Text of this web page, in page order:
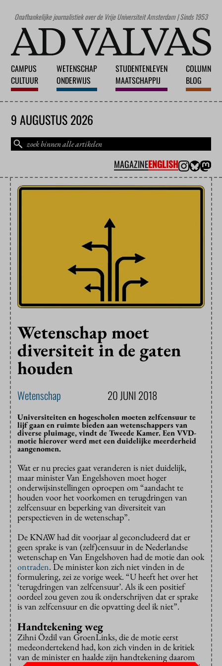
Onafhankelijke journalistiek over de Vrije Universiteit Amsterdam | Sinds 1953
CAMPUS
CULTUUR
WETENSCHAP
ONDERWIJS
STUDENTENLEVEN
MAATSCHAPPIJ
COLUMN
BLOG
9 AUGUSTUS 2026
MAGAZINEENGLISH
Wetenschap moet
diversiteit in de gaten
houden
Wetenschap 20 JUNI 2018
Universiteiten en hogescholen moeten zelfcensuur te
lijf gaan en ruimte bieden aan wetenschappers van
diverse pluimage, vindt de Tweede Kamer. Een VVD-
motie hierover werd met een duidelijke meerderheid
aangenomen.
Wat er nu precies gaat veranderen is niet duidelijk,
maar minister Van Engelshoven moet hoger
onderwijsinstellingen oproepen om “aandacht te
houden voor het voorkomen en terugdringen van
zelfcensuur en beperking van diversiteit van
perspectieven in de wetenschap”.
De KNAW had dit voorjaar al geconcludeerd dat er
geen sprake is van (zelf)censuur in de Nederlandse
wetenschap en Van Engelshoven had de motie dan ook
ontraden. De minister kon zich niet vinden in de
formulering, zei ze vorige week. “U heeft het over het
‘terugdringen van zelfcensuur’. Als ik een positief
oordeel zou geven zou ik onderschrijven dat er sprake
is van zelfcensuur en die opvatting deel ik niet”.
Handtekening weg
Zihni Özdil van GroenLinks, die de motie eerst
medeondertekend had, kon zich vinden in de kritiek
van de minister en haalde zijn handtekening daarom